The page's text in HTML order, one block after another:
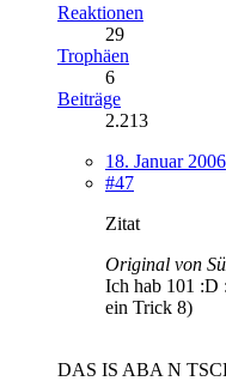
Reaktionen
29
Trophäen
6
Beiträge
2.213
18. Januar 2006
#47
Zitat
Original von
Ich hab 101 :D
ein Trick 8)
DAS IS ABA N